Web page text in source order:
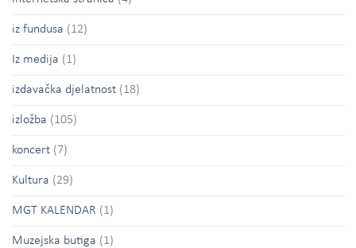
iz fundusa (12)
Iz medija (1)
izdavačka djelatnost (18)
izložba (105)
koncert (7)
Kultura (29)
MGT KALENDAR (1)
Muzejska butiga (1)